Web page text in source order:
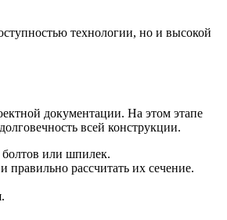
технологии, но и высокой
документации. На этом этапе
всей конструкции.
или шпилек.
рассчитать их сечение.